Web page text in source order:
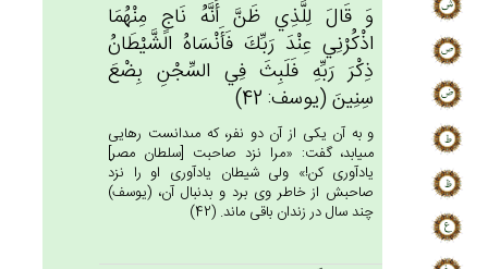
وَ قَال‌َ لِلَّذِي‌ ظَن‌َّ أَنَّه‌ُ نَاج‌ٍ مِنْهُمَا
اذْكُرْنِي‌ عِنْدَ رَبِّك‌َ فَأَنْسَاه‌ُ الشَّيْطَان‌ُ
ذِكْرَ رَبِّه‌ِ فَلَبِث‌َ فِي‌ السِّجْن‌ِ بِضْع‌َ
سِنِين‌َ (يوسف: 42)
و به آن يكى از آن دو نفر، كه مى‏دانست رهايى
مى‏يابد، گفت: «مرا نزد صاحبت [سلطان مصر]
يادآورى كن!» ولى شيطان يادآورى او را نزد
صاحبش از خاطر وى برد و بدنبال آن، (يوسف)
چند سال در زندان باقى ماند. (42)